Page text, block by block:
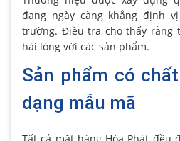
đang ngày càng khẳng định
trường. Điều tra cho thấy rằng
hài lòng với các sản phẩm.
Sản phẩm có
dạng mẫu mã
Tất cả mặt hàng Hòa Phát đều